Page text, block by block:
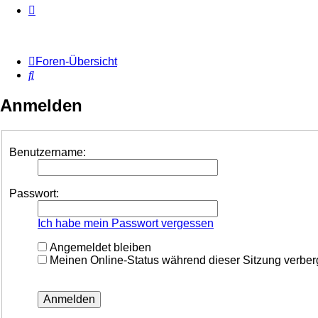
Foren-Übersicht
Suche
Anmelden
Benutzername:
Passwort:
Ich habe mein Passwort vergessen
Angemeldet bleiben
Meinen Online-Status während dieser Sitzung